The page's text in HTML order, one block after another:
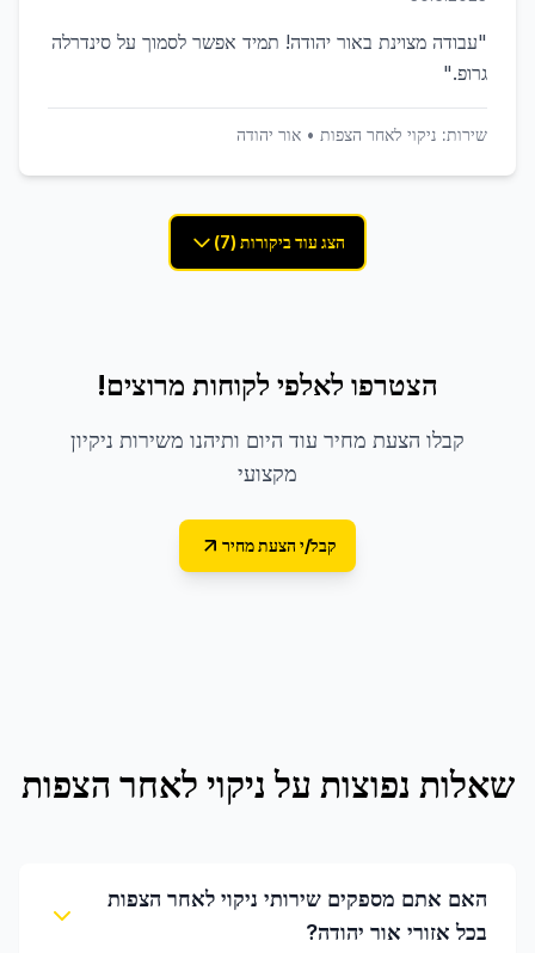
"עבודה מצוינת באור יהודה! תמיד אפשר לסמוך על סינדרלה
גרופ."
שירות: ניקוי לאחר הצפות • אור יהודה
הצג עוד ביקורות (7)
הצטרפו לאלפי לקוחות מרוצים!
קבלו הצעת מחיר עוד היום ותיהנו משירות ניקיון
מקצועי
קבל/י הצעת מחיר
שאלות נפוצות על ניקוי לאחר הצפות
האם אתם מספקים שירותי ניקוי לאחר הצפות
בכל אזורי אור יהודה?